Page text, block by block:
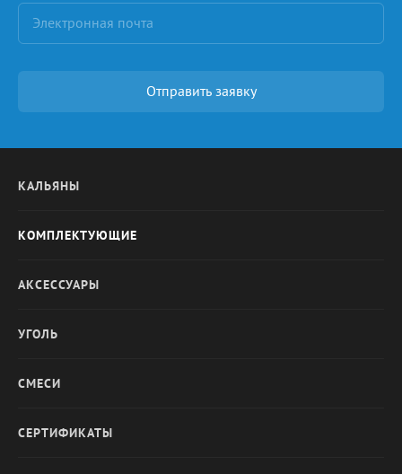
Отправить заявку
КАЛЬЯНЫ
КОМПЛЕКТУЮЩИЕ
АКСЕССУАРЫ
УГОЛЬ
СМЕСИ
СЕРТИФИКАТЫ